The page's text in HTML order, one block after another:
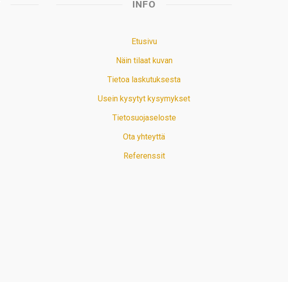
INFO
Etusivu
Näin tilaat kuvan
Tietoa laskutuksesta
Usein kysytyt kysymykset
Tietosuojaseloste
Ota yhteyttä
Referenssit